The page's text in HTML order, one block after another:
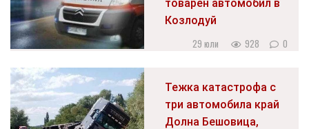
товарен автомобил в
Козлодуй
29 юли 928 0
Тежка катастрофа с
три автомобила край
Долна Бешовица,